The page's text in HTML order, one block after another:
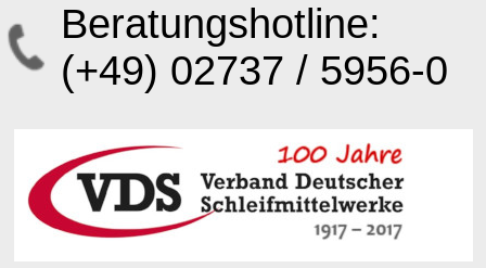
Beratungshotline:
(+49) 02737 / 5956-0